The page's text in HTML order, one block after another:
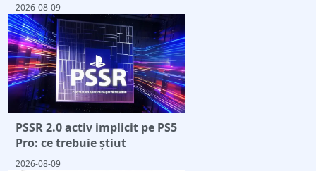
2026-08-09
PSSR 2.0 activ implicit pe PS5
Pro: ce trebuie știut
2026-08-09